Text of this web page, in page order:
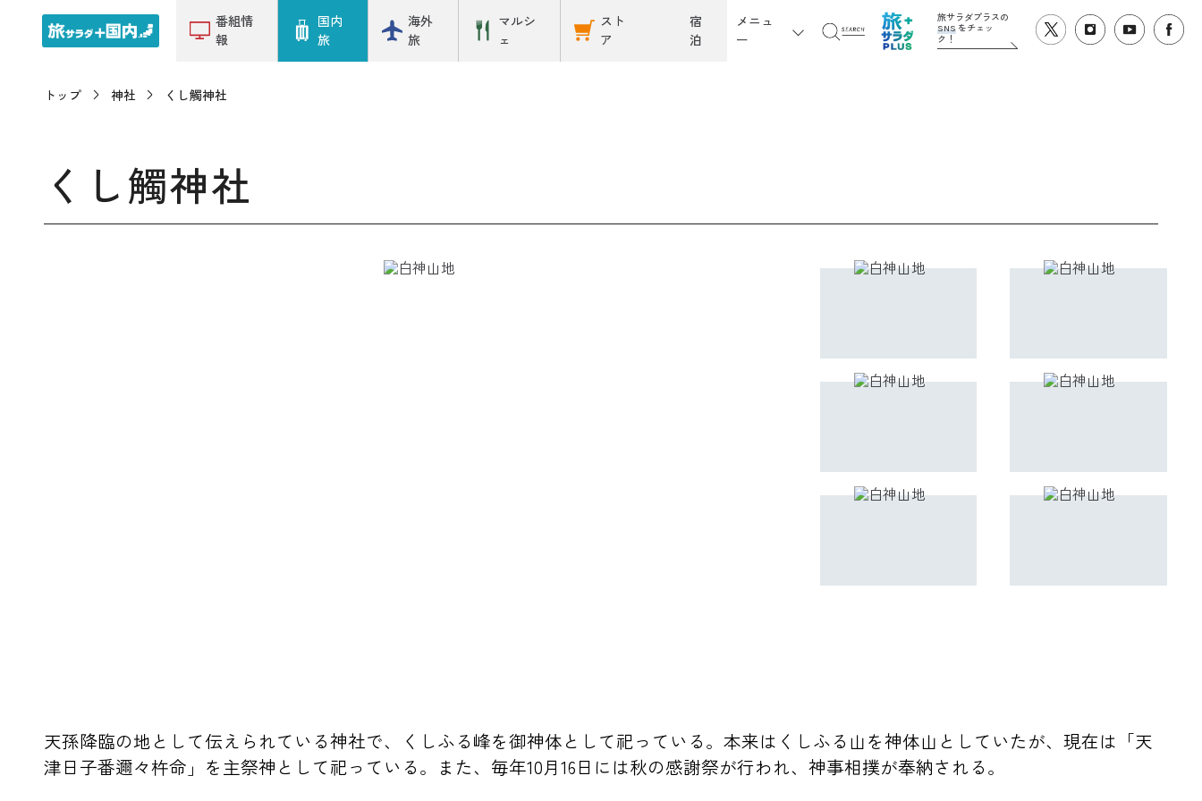
番組情
報
国内
旅
海外
旅
マルシ
ェ
スト
ア
宿
泊
メニュ
ー
旅サラダプラスの
SNSをチェッ
ク！
トップ 神社 くし觸神社
くし觸神社
天孫降臨の地として伝えられている神社で、くしふる峰を御神体として祀っている。本来はくしふる山を神体山としていたが、現在は「天
津日子番邇々杵命」を主祭神として祀っている。また、毎年10月16日には秋の感謝祭が行われ、神事相撲が奉納される。